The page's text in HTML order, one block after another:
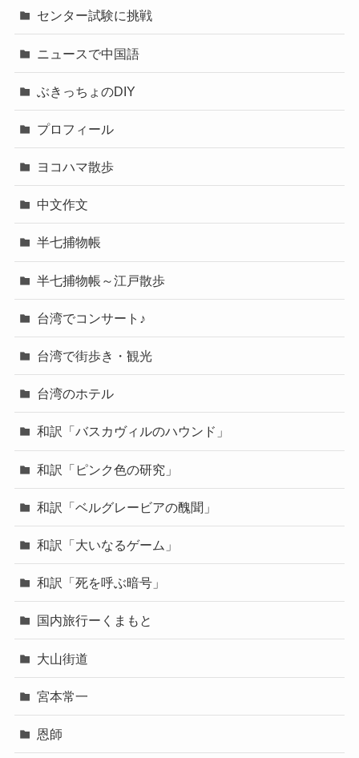
センター試験に挑戦
ニュースで中国語
ぶきっちょのDIY
プロフィール
ヨコハマ散歩
中文作文
半七捕物帳
半七捕物帳～江戸散歩
台湾でコンサート♪
台湾で街歩き・観光
台湾のホテル
和訳「バスカヴィルのハウンド」
和訳「ピンク色の研究」
和訳「ベルグレービアの醜聞」
和訳「大いなるゲーム」
和訳「死を呼ぶ暗号」
国内旅行ーくまもと
大山街道
宮本常一
恩師